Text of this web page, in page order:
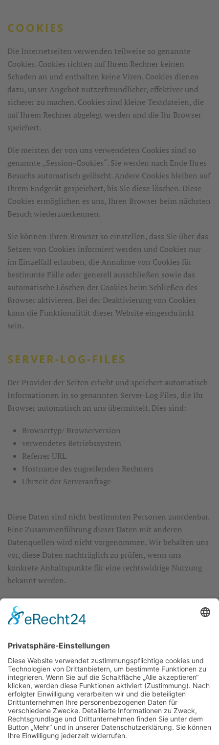
COOKIES
Die Internetseiten verwenden teilweise so genannte
Cookies. Cookies richten auf Ihrem Rechner keinen
Schaden an und enthalten keine Viren. Cookies dienen
dazu, unser Angebot nutzerfreundlicher, effektiver und
sicherer zu machen. Cookies sind kleine Textdateien, die
auf Ihrem Rechner abgelegt werden und die Ihr Browser
speichert.
Die meisten der von uns verwendeten Cookies sind so
genannte „Session-Cookies“. Sie werden nach Ende Ihres
Besuchs automatisch gelöscht. Andere Cookies bleiben auf
Ihrem Endgerät gespeichert, bis Sie diese löschen. Diese
Cookies ermöglichen es uns, Ihren Browser beim nächsten
Besuch wiederzuerkennen.
Sie können Ihren Browser so einstellen, dass Sie über das
Setzen von Cookies informiert werden und Cookies nur
im Einzelfall erlauben, die Annahme von Cookies für
bestimmte Fälle oder generell ausschließen sowie das
automatische Löschen der Cookies beim Schließen des
Browser aktivieren. Bei der Deaktivierung von Cookies
kann die Funktionalität dieser Website eingeschränkt
sein.
SERVER-LOG-FILES
Der Provider der Seiten erhebt und speichert automatisch
Informationen in so genannten Server-Log Files, die Ihr
Browser automatisch an uns übermittelt. Dies sind:
Browsertyp/ Browserversion
verwendetes Betriebssystem
Referrer URL
Hostname des zugreifenden Rechners
Uhrzeit der Serveranfrage
Diese Daten sind nicht bestimmten Personen zuordenbar.
Eine Zusammenführung dieser Daten mit anderen
Datenquellen wird nicht vorgenommen. Wir behalten uns
vor, diese Daten nachträglich zu prüfen, wenn uns
konkrete Anhaltspunkte für eine rechtswidrige Nutzung
bekannt werden.
WIDERSPRUCH WERBE-MAILS
veröffentlichten Kontaktdaten zur Übersendung von nicht
ausdrücklich angeforderter Werbung und
Informationsmaterialien wird hiermit widersprochen. Die
Betreiber der Seiten behalten sich ausdrücklich rechtliche
Schritte im Falle der unverlangten Zusendung von
Werbeinformationen, etwa durch Spam-E-Mails, vor.